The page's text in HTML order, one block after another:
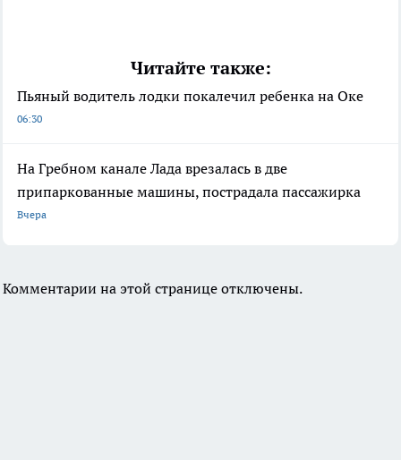
Читайте также:
Пьяный водитель лодки покалечил ребенка на Оке
06:30
На Гребном канале Лада врезалась в две
припаркованные машины, пострадала пассажирка
Вчера
Комментарии на этой странице отключены.